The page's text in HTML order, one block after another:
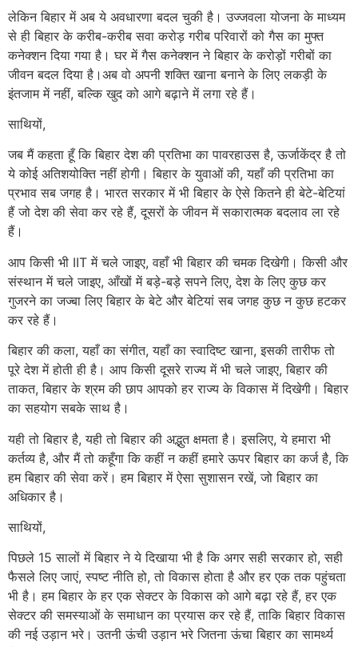
लेकिन बिहार में अब ये अवधारणा बदल चुकी है। उज्जवला योजना के माध्यम
से ही बिहार के करीब-करीब सवा करोड़ गरीब परिवारों को गैस का मुफ्त
कनेक्शन दिया गया है। घर में गैस कनेक्शन ने बिहार के करोड़ों गरीबों का
जीवन बदल दिया है।अब वो अपनी शक्ति खाना बनाने के लिए लकड़ी के
इंतजाम में नहीं, बल्कि खुद को आगे बढ़ाने में लगा रहे हैं।
साथियों,
जब मैं कहता हूँ कि बिहार देश की प्रतिभा का पावरहाउस है, ऊर्जाकेंद्र है तो
ये कोई अतिशयोक्ति नहीं होगी। बिहार के युवाओं की, यहाँ की प्रतिभा का
प्रभाव सब जगह है। भारत सरकार में भी बिहार के ऐसे कितने ही बेटे-बेटियां
हैं जो देश की सेवा कर रहे हैं, दूसरों के जीवन में सकारात्मक बदलाव ला रहे
हैं।
आप किसी भी IIT में चले जाइए, वहाँ भी बिहार की चमक दिखेगी। किसी और
संस्थान में चले जाइए, आँखों में बड़े-बड़े सपने लिए, देश के लिए कुछ कर
गुजरने का जज्बा लिए बिहार के बेटे और बेटियां सब जगह कुछ न कुछ हटकर
कर रहे हैं।
बिहार की कला, यहाँ का संगीत, यहाँ का स्वादिष्ट खाना, इसकी तारीफ तो
पूरे देश में होती ही है। आप किसी दूसरे राज्य में भी चले जाइए, बिहार की
ताकत, बिहार के श्रम की छाप आपको हर राज्य के विकास में दिखेगी। बिहार
का सहयोग सबके साथ है।
यही तो बिहार है, यही तो बिहार की अद्भुत क्षमता है। इसलिए, ये हमारा भी
कर्तव्य है, और मैं तो कहूँगा कि कहीं न कहीं हमारे ऊपर बिहार का कर्ज है, कि
हम बिहार की सेवा करें। हम बिहार में ऐसा सुशासन रखें, जो बिहार का
अधिकार है।
साथियों,
पिछले 15 सालों में बिहार ने ये दिखाया भी है कि अगर सही सरकार हो, सही
फैसले लिए जाएं, स्पष्ट नीति हो, तो विकास होता है और हर एक तक पहुंचता
भी है। हम बिहार के हर एक सेक्टर के विकास को आगे बढ़ा रहे हैं, हर एक
सेक्टर की समस्याओं के समाधान का प्रयास कर रहे हैं, ताकि बिहार विकास
की नई उड़ान भरे। उतनी ऊंची उड़ान भरे जितना ऊंचा बिहार का सामर्थ्य